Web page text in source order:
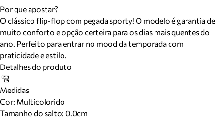
Por que apostar?
O clássico flip-flop com pegada sporty! O modelo é garantia de
muito conforto e opção certeira para os dias mais quentes do
ano. Perfeito para entrar no mood da temporada com
praticidade e estilo.
Detalhes do produto
Medidas
Cor: Multicolorido
Tamanho do salto: 0.0cm